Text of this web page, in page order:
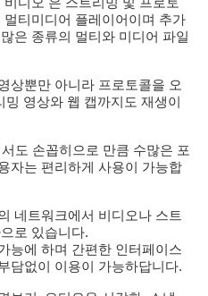
티미디어 플레이어이며 추가
은 종류의 멀티와 미디어 파일
상뿐만 아니라 프로토콜을 오
영상와 웹 캡까지도 재생이
도 손꼽히으로 만큼 수많은 포
자는 편리하게 사용이 가능합
네트워크에서 비디오나 스트
로 있습니다.
능에 하며 간편한 인터페이스
담없이 이용이 가능하답니다.